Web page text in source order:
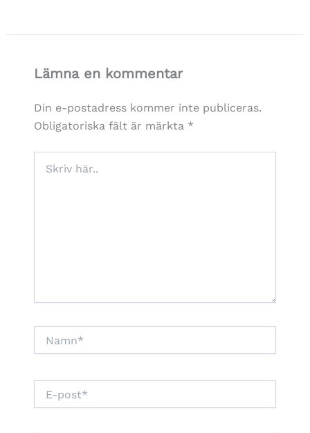
Lämna en kommentar
Din e-postadress kommer inte publiceras.
Obligatoriska fält är märkta *
här..
post*